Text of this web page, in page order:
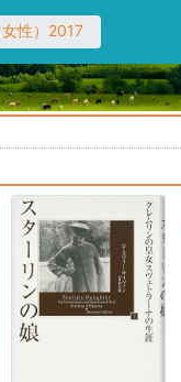
性）2017